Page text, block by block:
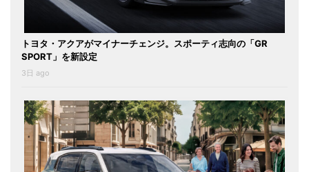
トヨタ・アクアがマイナーチェンジ。スポーティ志向の「GR
SPORT」を新設定
3日 ago